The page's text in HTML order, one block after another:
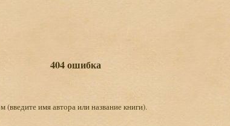
404 ошибка
имя автора или название книги).